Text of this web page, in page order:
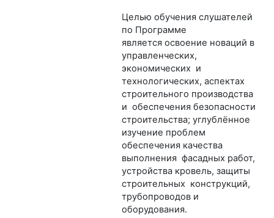
Целью обучения слушателей
по Программе
является освоение новаций в
управленческих,
экономических и
технологических, аспектах
строительного производства
и обеспечения безопасности
строительства; углублённое
изучение проблем
обеспечения качества
выполнения фасадных работ,
устройства кровель, защиты
строительных конструкций,
трубопроводов и
оборудования.